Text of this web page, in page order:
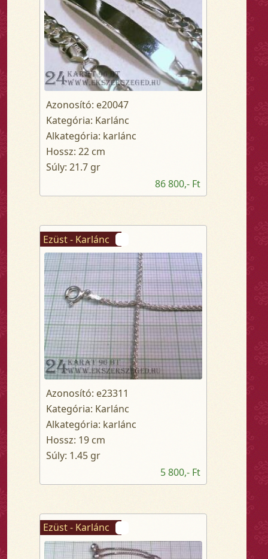
Azonosító: e20047
Kategória: Karlánc
Alkategória: karlánc
Hossz: 22 cm
Súly: 21.7 gr
86 800,- Ft
Ezüst - Karlánc
Azonosító: e23311
Kategória: Karlánc
Alkategória: karlánc
Hossz: 19 cm
Súly: 1.45 gr
5 800,- Ft
Ezüst - Karlánc